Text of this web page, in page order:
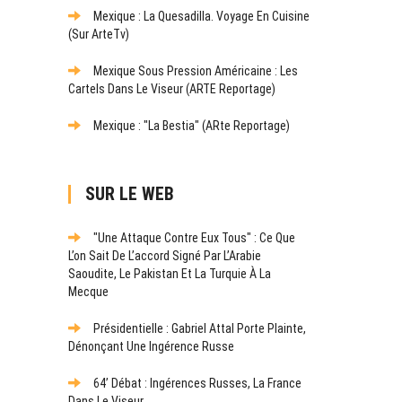
Mexique : La Quesadilla. Voyage En Cuisine
(sur ArteTv)
Mexique Sous Pression Américaine : Les
Cartels Dans Le Viseur (ARTE Reportage)
Mexique : "La Bestia" (ARte Reportage)
SUR LE WEB
"Une Attaque Contre Eux Tous" : Ce Que
L’on Sait De L’accord Signé Par L’Arabie
Saoudite, Le Pakistan Et La Turquie À La
Mecque
Présidentielle : Gabriel Attal Porte Plainte,
Dénonçant Une Ingérence Russe
64’ Débat : Ingérences Russes, La France